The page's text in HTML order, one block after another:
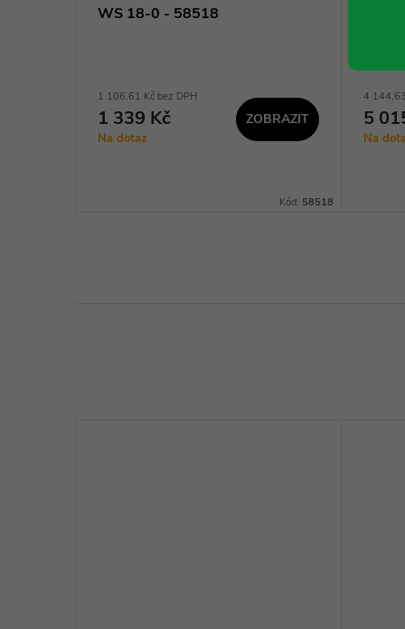
WS 18-0 - 58518
1 106,61 Kč bez DPH
1 339 Kč
Na dotaz
ZOBRAZIT
Kód: 58518
živé
4
5
Na